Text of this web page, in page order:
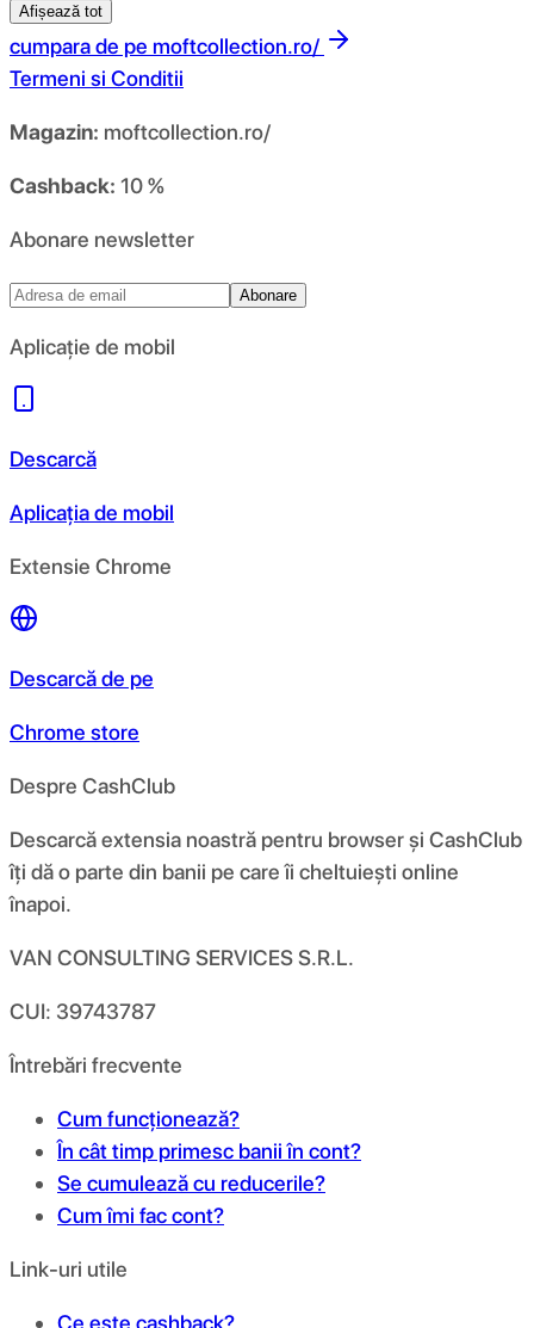
Afișează tot
cumpara de pe moftcollection.ro/
Termeni si Conditii
Magazin: moftcollection.ro/
Cashback: 10 %
Abonare newsletter
Abonare
Aplicație de mobil
Descarcă
Aplicația de mobil
Extensie Chrome
Descarcă de pe
Chrome store
Despre CashClub
Descarcă extensia noastră pentru browser și CashClub
îți dă o parte din banii pe care îi cheltuiești online
înapoi.
VAN CONSULTING SERVICES S.R.L.
CUI: 39743787
Întrebări frecvente
Cum funcționează?
În cât timp primesc banii în cont?
Se cumulează cu reducerile?
Cum îmi fac cont?
Link-uri utile
Ce este cashback?